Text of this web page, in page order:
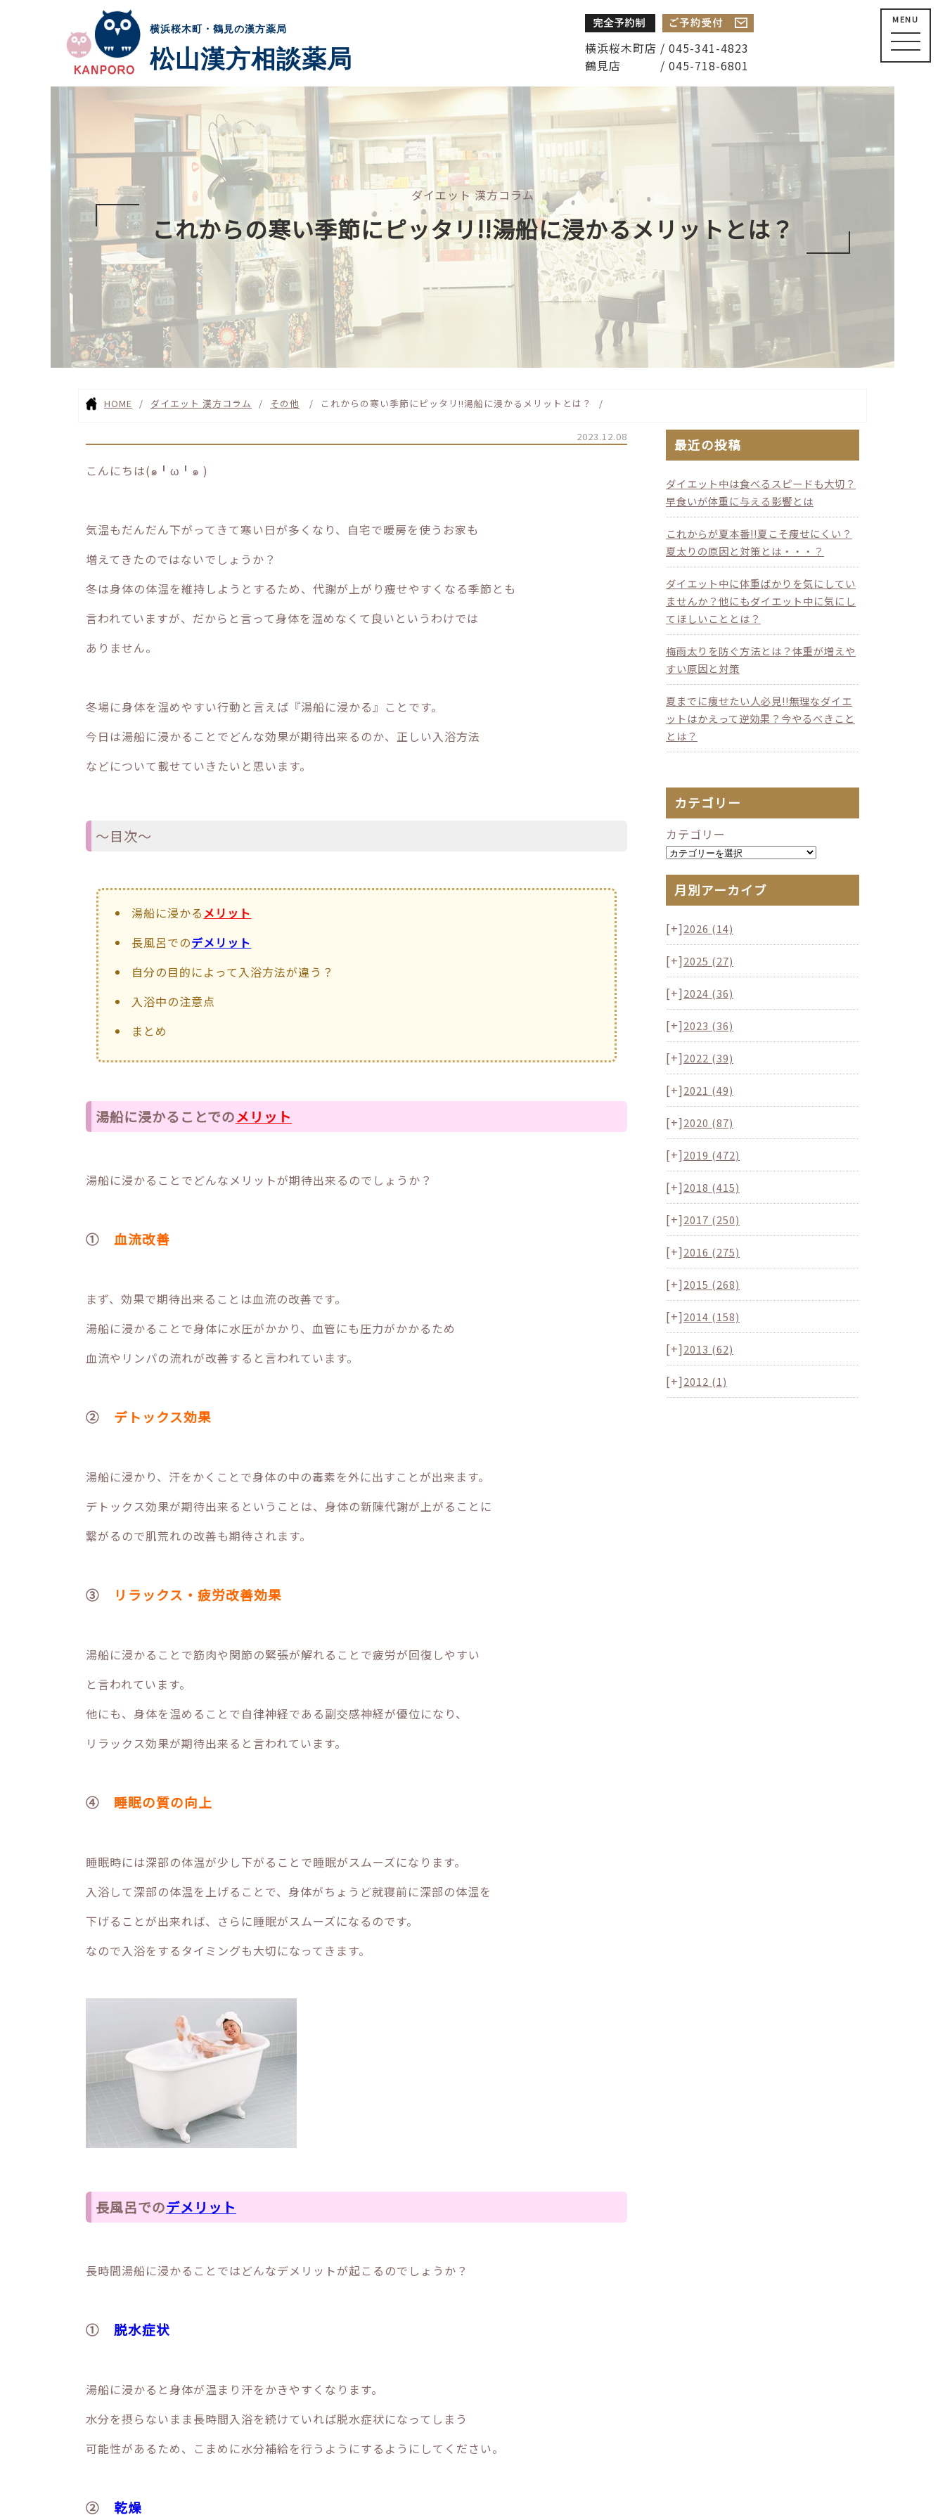
横浜桜木町・鶴見の漢方薬局
松山漢方相談薬局
横浜桜木町店 / 045-341-4823
鶴見店 / 045-718-6801
MENU
ダイエット 漢方コラム
これからの寒い季節にピッタリ!!湯船に浸かるメリットとは？
HOME ダイエット 漢方コラム その他 これからの寒い季節にピッタリ!!湯船に浸かるメリットとは？
2023.12.08
こんにちは(๑╹ω╹๑ )
気温もだんだん下がってきて寒い日が多くなり、自宅で暖房を使うお家も
増えてきたのではないでしょうか？
冬は身体の体温を維持しようとするため、代謝が上がり痩せやすくなる季節とも
言われていますが、だからと言って身体を温めなくて良いというわけでは
ありません。
冬場に身体を温めやすい行動と言えば『湯船に浸かる』ことです。
今日は湯船に浸かることでどんな効果が期待出来るのか、正しい入浴方法
などについて載せていきたいと思います。
〜目次〜
湯船に浸かるメリット
長風呂でのデメリット
自分の目的によって入浴方法が違う？
入浴中の注意点
まとめ
湯船に浸かることでのメリット
湯船に浸かることでどんなメリットが期待出来るのでしょうか？
① 血流改善
まず、効果で期待出来ることは血流の改善です。
湯船に浸かることで身体に水圧がかかり、血管にも圧力がかかるため
血流やリンパの流れが改善すると言われています。
② デトックス効果
湯船に浸かり、汗をかくことで身体の中の毒素を外に出すことが出来ます。
デトックス効果が期待出来るということは、身体の新陳代謝が上がることに
繋がるので肌荒れの改善も期待されます。
③ リラックス・疲労改善効果
湯船に浸かることで筋肉や関節の緊張が解れることで疲労が回復しやすい
と言われています。
他にも、身体を温めることで自律神経である副交感神経が優位になり、
リラックス効果が期待出来ると言われています。
④ 睡眠の質の向上
睡眠時には深部の体温が少し下がることで睡眠がスムーズになります。
入浴して深部の体温を上げることで、身体がちょうど就寝前に深部の体温を
下げることが出来れば、さらに睡眠がスムーズになるのです。
なので入浴をするタイミングも大切になってきます。
長風呂でのデメリット
長時間湯船に浸かることではどんなデメリットが起こるのでしょうか？
① 脱水症状
湯船に浸かると身体が温まり汗をかきやすくなります。
水分を摂らないまま長時間入浴を続けていれば脱水症状になってしまう
可能性があるため、こまめに水分補給を行うようにするようにしてください。
② 乾燥
最近の投稿
ダイエット中は食べるスピードも大切？
早食いが体重に与える影響とは
これからが夏本番!!夏こそ痩せにくい？
夏太りの原因と対策とは・・・？
ダイエット中に体重ばかりを気にしてい
ませんか？他にもダイエット中に気にし
てほしいこととは？
梅雨太りを防ぐ方法とは？体重が増えや
すい原因と対策
夏までに痩せたい人必見!!無理なダイエ
ットはかえって逆効果？今やるべきこと
とは？
カテゴリー
カテゴリー
月別アーカイブ
[+]2026 (14)
[+]2025 (27)
[+]2024 (36)
[+]2023 (36)
[+]2022 (39)
[+]2021 (49)
[+]2020 (87)
[+]2019 (472)
[+]2018 (415)
[+]2017 (250)
[+]2016 (275)
[+]2015 (268)
[+]2014 (158)
[+]2013 (62)
[+]2012 (1)